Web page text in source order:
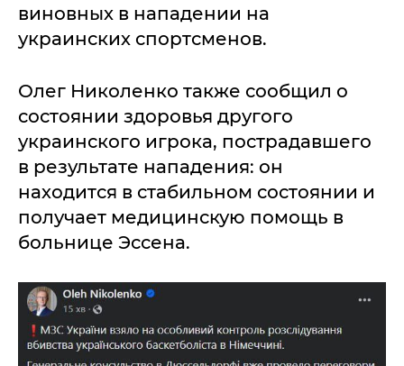
виновных в нападении на
украинских спортсменов.
Олег Николенко также сообщил о
состоянии здоровья другого
украинского игрока, пострадавшего
в результате нападения: он
находится в стабильном состоянии и
получает медицинскую помощь в
больнице Эссена.